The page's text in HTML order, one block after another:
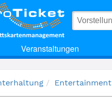
Veranstaltungen
- Old School -
Entertainment